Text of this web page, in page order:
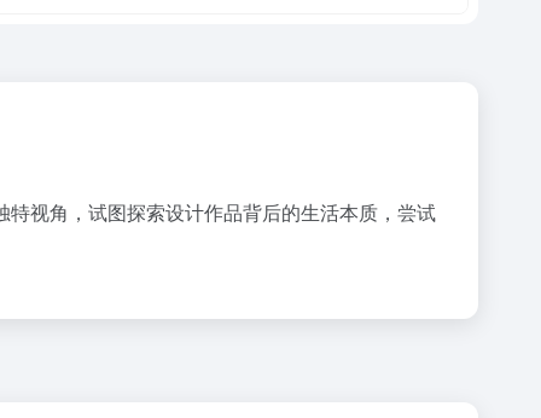
视角，试图探索设计作品背后的生活本质，尝试